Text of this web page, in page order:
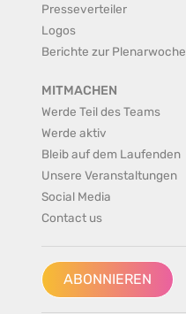
Presseverteiler
Logos
Berichte zur Plenarwoche
MITMACHEN
Werde Teil des Teams
Werde aktiv
Bleib auf dem Laufenden
Unsere Veranstaltungen
Social Media
Contact us
ABONNIEREN